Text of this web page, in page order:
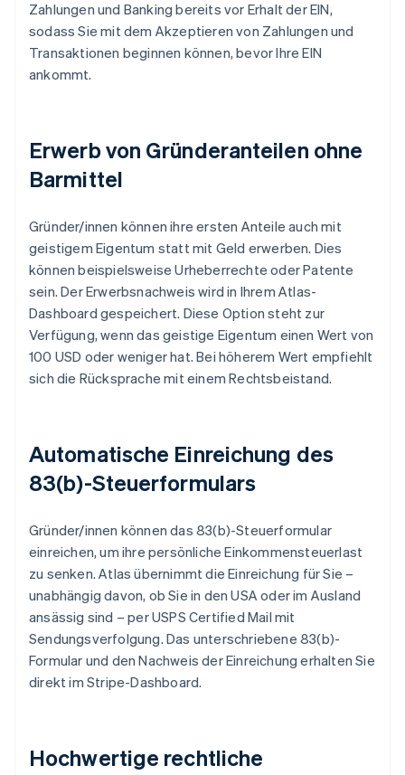
Zahlungen und Banking bereits vor Erhalt der EIN,
sodass Sie mit dem Akzeptieren von Zahlungen und
Transaktionen beginnen können, bevor Ihre EIN
ankommt.
Erwerb von Gründeranteilen ohne
Barmittel
Gründer/innen können ihre ersten Anteile auch mit
geistigem Eigentum statt mit Geld erwerben. Dies
können beispielsweise Urheberrechte oder Patente
sein. Der Erwerbsnachweis wird in Ihrem Atlas-
Dashboard gespeichert. Diese Option steht zur
Verfügung, wenn das geistige Eigentum einen Wert von
100 USD oder weniger hat. Bei höherem Wert empfiehlt
sich die Rücksprache mit einem Rechtsbeistand.
Automatische Einreichung des
83(b)-Steuerformulars
Gründer/innen können das 83(b)-Steuerformular
einreichen, um ihre persönliche Einkommensteuerlast
zu senken. Atlas übernimmt die Einreichung für Sie –
unabhängig davon, ob Sie in den USA oder im Ausland
ansässig sind – per USPS Certified Mail mit
Sendungsverfolgung. Das unterschriebene 83(b)-
Formular und den Nachweis der Einreichung erhalten Sie
direkt im Stripe-Dashboard.
Hochwertige rechtliche